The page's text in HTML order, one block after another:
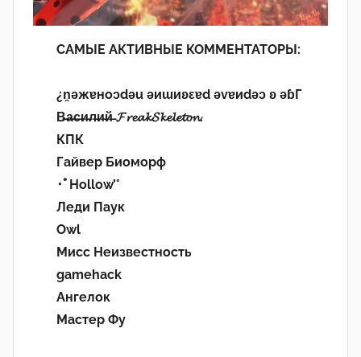
САМЫЕ АКТИВНЫЕ КОММЕНТАТОРЫ:
¿n̯ǝжɐноɔdǝu ǝиɯиʚεɐd ǝvɐиdǝɔ ʚ ǝɓГ
В̶а̶с̶и̶л̶и̶й̶ 𝓕𝓻𝓮𝓪𝓴𝓢𝓴𝓮𝓵𝓮𝓽𝓸𝓷.
КПК
Гайвер Биоморф
･ﾟHollow’°
Леди Паук
Owl
Мисс Неизвестность
gamehack
Ангелок
Мастер Фу